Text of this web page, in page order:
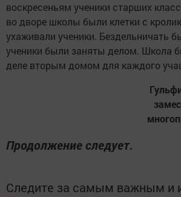
воскресеньям ученики старших
во дворе школы были клетки с
ухаживали ученики. Бездельничать
ученики были заняты делом. Школа
деле вторым домом для каждого
Продолжение следует.
Следите за самым важным и